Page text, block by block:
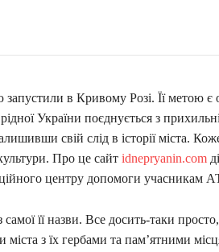
в Кривому Розі. Її метою є
України поєднується з
свій слід в історії міста.
Про це сайт idnepryanin.com
центру допомоги учасникам
її назви. Все досить-таки
з їх гербами та пам’ятними